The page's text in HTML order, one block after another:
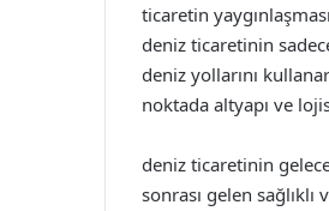
ticaretin
deniz ticaretinin
deniz yollarını
noktada altyapı ve
deniz ticaretinin
sonrası gelen